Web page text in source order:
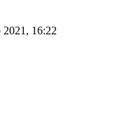
2021, 16:22